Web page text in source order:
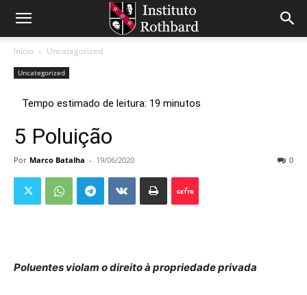
Início Uncategorized
Uncategorized
5 Poluição
Por Marco Batalha - 19/06/2020 0
Poluentes violam o direito à propriedade privada